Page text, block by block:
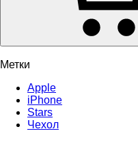
Метки
Apple
iPhone
Stars
Чехол